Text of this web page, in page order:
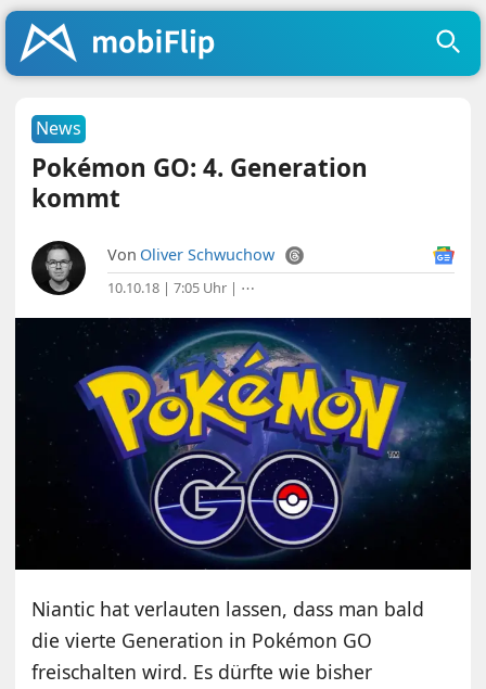
News
Pokémon GO: 4. Generation
kommt
Von Oliver Schwuchow
10.10.18 | 7:05 Uhr | ⋯
Niantic hat verlauten lassen, dass man bald
die vierte Generation in Pokémon GO
freischalten wird. Es dürfte wie bisher